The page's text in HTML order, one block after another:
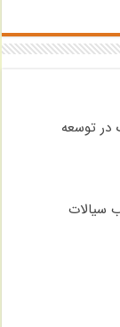
در توسعه
سیالات